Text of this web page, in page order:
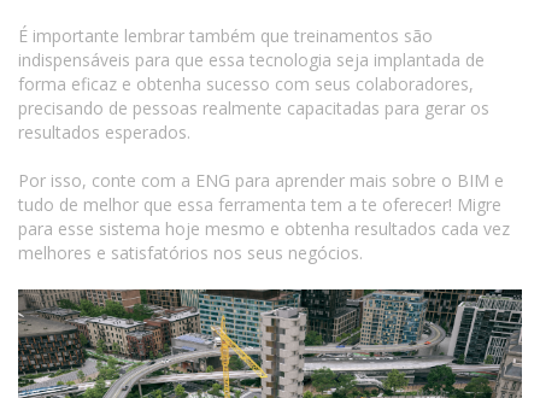
É importante lembrar também que treinamentos são
indispensáveis para que essa tecnologia seja implantada de
forma eficaz e obtenha sucesso com seus colaboradores,
precisando de pessoas realmente capacitadas para gerar os
resultados esperados.
Por isso, conte com a ENG para aprender mais sobre o BIM e
tudo de melhor que essa ferramenta tem a te oferecer! Migre
para esse sistema hoje mesmo e obtenha resultados cada vez
melhores e satisfatórios nos seus negócios.